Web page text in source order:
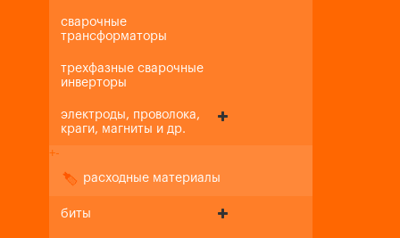
сварочные
трансформаторы
трехфазные сварочные
инверторы
электроды, проволока,
краги, магниты и др.
+-
расходные материалы
биты